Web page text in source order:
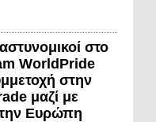
στο
WorldPride
στην
μαζί με
Ευρώπη